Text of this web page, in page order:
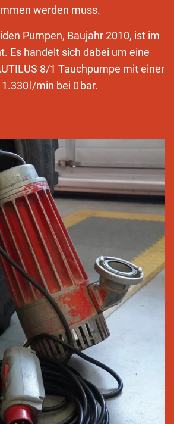
werden muss.
Pumpen, Baujahr 2010, ist im
Es handelt sich dabei um eine
8/1 Tauchpumpe mit einer
l/min bei 0 bar.